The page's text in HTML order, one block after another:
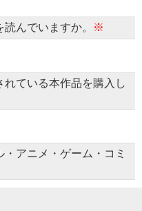
んでいますか。 ※
ている本作品を購入し
アニメ・ゲーム・コミ